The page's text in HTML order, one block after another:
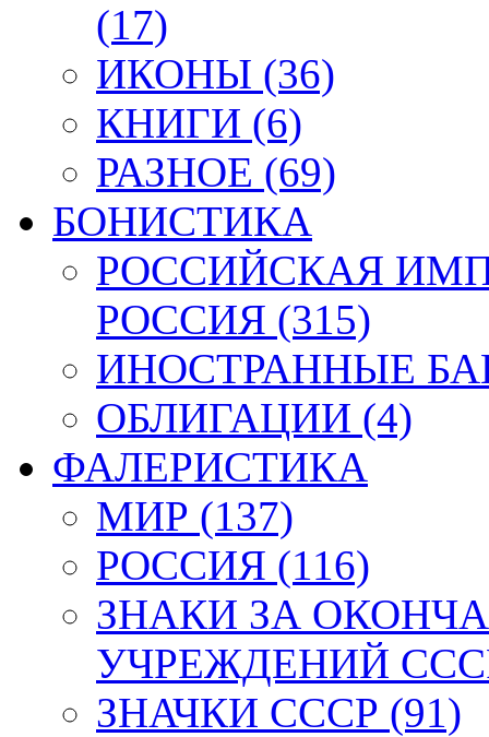
(17)
ИКОНЫ (36)
КНИГИ (6)
РАЗНОЕ (69)
БОНИСТИКА
РОССИЙСКАЯ
РОССИЯ (315)
ИНОСТРАННЫЕ
ОБЛИГАЦИИ (4)
ФАЛЕРИСТИКА
МИР (137)
РОССИЯ (116)
ЗНАКИ ЗА
УЧРЕЖДЕНИЙ
ЗНАЧКИ СССР (91)